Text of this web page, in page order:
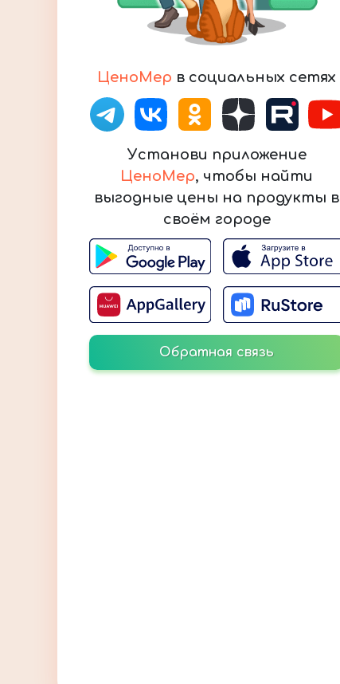
ЦеноМер в социальных сетях
Установи приложение
ЦеноМер, чтобы найти
выгодные цены на продукты в
своём городе
Обратная связь